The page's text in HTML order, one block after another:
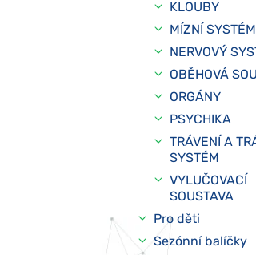
KLOUBY
MÍZNÍ SYSTÉM
NERVOVÝ
OBĚHOVÁ
ORGÁNY
PSYCHIKA
TRÁVENÍ A
SYSTÉM
VYLUČOVACÍ
SOUSTAVA
Pro děti
Sezónní balíčky